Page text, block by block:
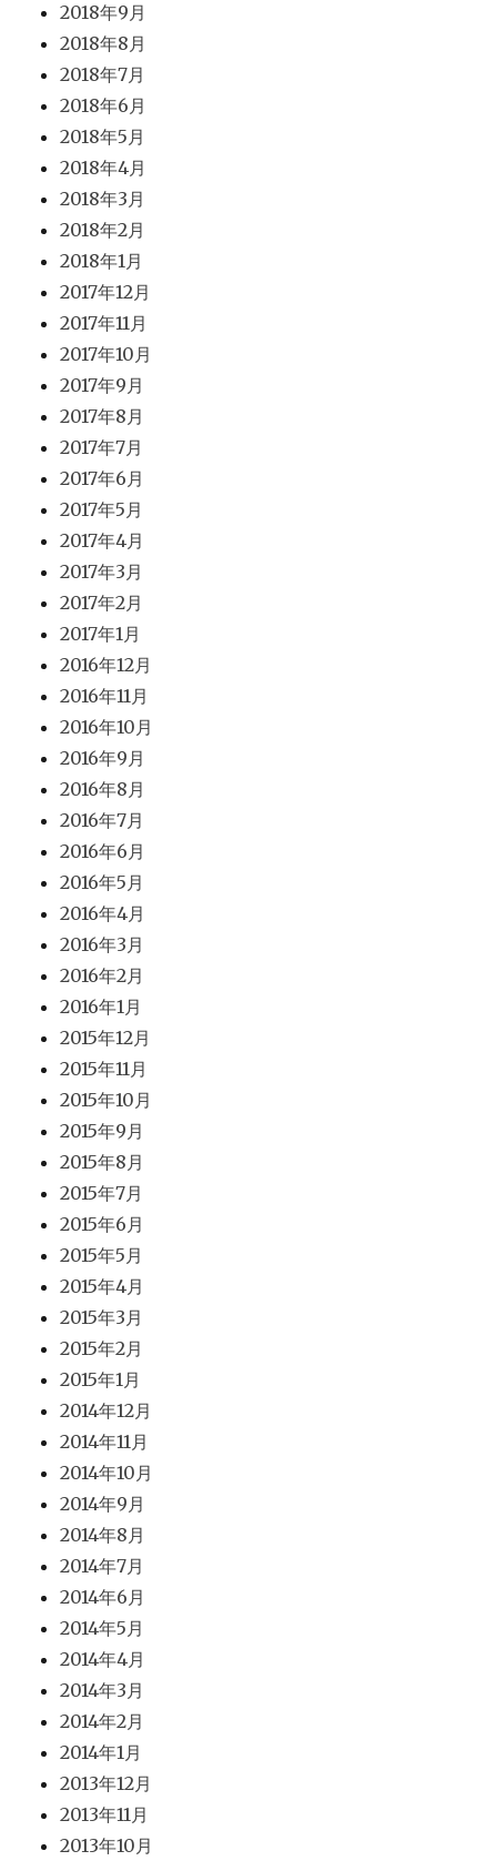
2018年9月
2018年8月
2018年7月
2018年6月
2018年5月
2018年4月
2018年3月
2018年2月
2018年1月
2017年12月
2017年11月
2017年10月
2017年9月
2017年8月
2017年7月
2017年6月
2017年5月
2017年4月
2017年3月
2017年2月
2017年1月
2016年12月
2016年11月
2016年10月
2016年9月
2016年8月
2016年7月
2016年6月
2016年5月
2016年4月
2016年3月
2016年2月
2016年1月
2015年12月
2015年11月
2015年10月
2015年9月
2015年8月
2015年7月
2015年6月
2015年5月
2015年4月
2015年3月
2015年2月
2015年1月
2014年12月
2014年11月
2014年10月
2014年9月
2014年8月
2014年7月
2014年6月
2014年5月
2014年4月
2014年3月
2014年2月
2014年1月
2013年12月
2013年11月
2013年10月